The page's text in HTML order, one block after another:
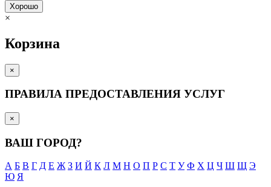
Хорошо
×
Корзина
×
ПРАВИЛА ПРЕДОСТАВЛЕНИЯ УСЛУГ
×
ВАШ ГОРОД?
А Б В Г Д Е Ж З И Й К Л М Н О П Р С Т У Ф Х Ц Ч Ш Щ Э
Ю Я